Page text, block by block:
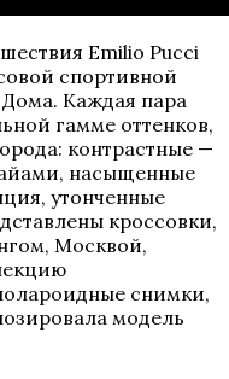
Emilio Pucci
спортивной
Каждая пара
гамме оттенков,
контрастные —
насыщенные
утонченные
кроссовки,
Москвой,
снимки,
модель